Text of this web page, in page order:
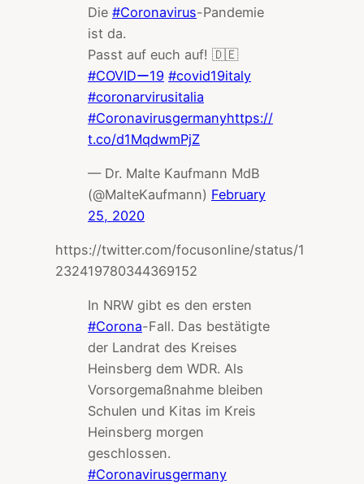
Die #Coronavirus-Pandemie
ist da.
Passt auf euch auf! 🇩🇪
#COVIDー19 #covid19italy
#coronarvirusitalia
#Coronavirusgermanyhttps://
t.co/d1MqdwmPjZ
— Dr. Malte Kaufmann MdB
(@MalteKaufmann) February
25, 2020
https://twitter.com/focusonline/status/1
232419780344369152
In NRW gibt es den ersten
#Corona-Fall. Das bestätigte
der Landrat des Kreises
Heinsberg dem WDR. Als
Vorsorgemaßnahme bleiben
Schulen und Kitas im Kreis
Heinsberg morgen
geschlossen.
#Coronavirusgermany